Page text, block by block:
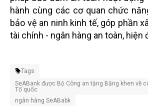
hành cùng các cơ quan chức
bảo vệ an ninh kinh tế, góp phần
tài chính - ngân hàng an toàn, hiện
Tags
SeABank được Bộ Công an tặng Bằng khen về
Tổ quốc
ngân hàng SeABabk